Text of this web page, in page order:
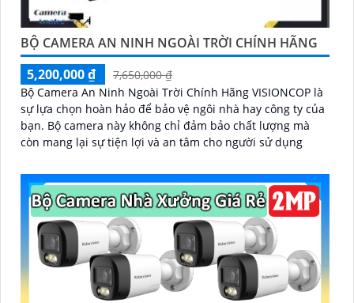
BỘ CAMERA AN NINH NGOÀI TRỜI CHÍNH HÃNG
5,200,000 ₫
7,650,000 ₫
Bộ Camera An Ninh Ngoài Trời Chính Hãng VISIONCOP là
sự lựa chọn hoàn hảo để bảo vệ ngôi nhà hay công ty của
bạn. Bộ camera này không chỉ đảm bảo chất lượng mà
còn mang lại sự tiện lợi và an tâm cho người sử dụng